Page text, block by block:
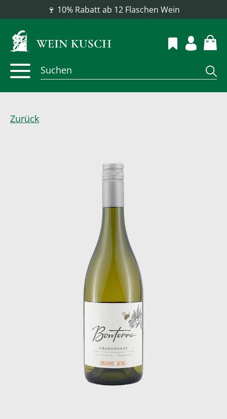
📦 Versandkostenfrei ab 100 €
Zurück